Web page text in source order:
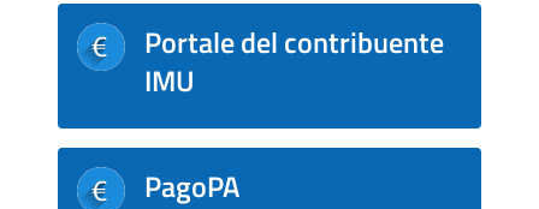
Portale del contribuente
IMU
PagoPA